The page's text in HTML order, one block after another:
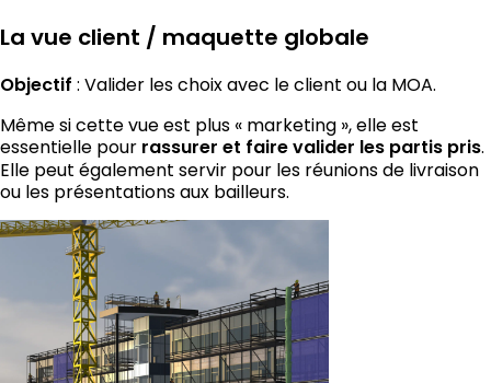
La vue client / maquette globale
Objectif : Valider les choix avec le client ou la MOA.
Même si cette vue est plus « marketing », elle est
essentielle pour rassurer et faire valider les partis pris.
Elle peut également servir pour les réunions de livraison
ou les présentations aux bailleurs.